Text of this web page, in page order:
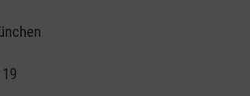
19